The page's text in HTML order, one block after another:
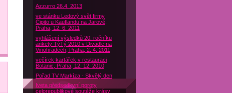
Azzurro 26.4. 2013
ve stánku Ledový svět firmy
Čipito u Kauflandu na Jarově,
Praha, 12. 6. 2011
vyhlášení výsledků 20. ročníku
ankety TýTý 2010 v Divadle na
Vinohradech, Praha, 2. 4. 2011
večírek kartářek v restauraci
Botanic, Praha, 12. 12. 2010
Pořad TV Markíza - Skvělý den
Iveta předsedkyní poroty
celorepublikové soutěže krásy